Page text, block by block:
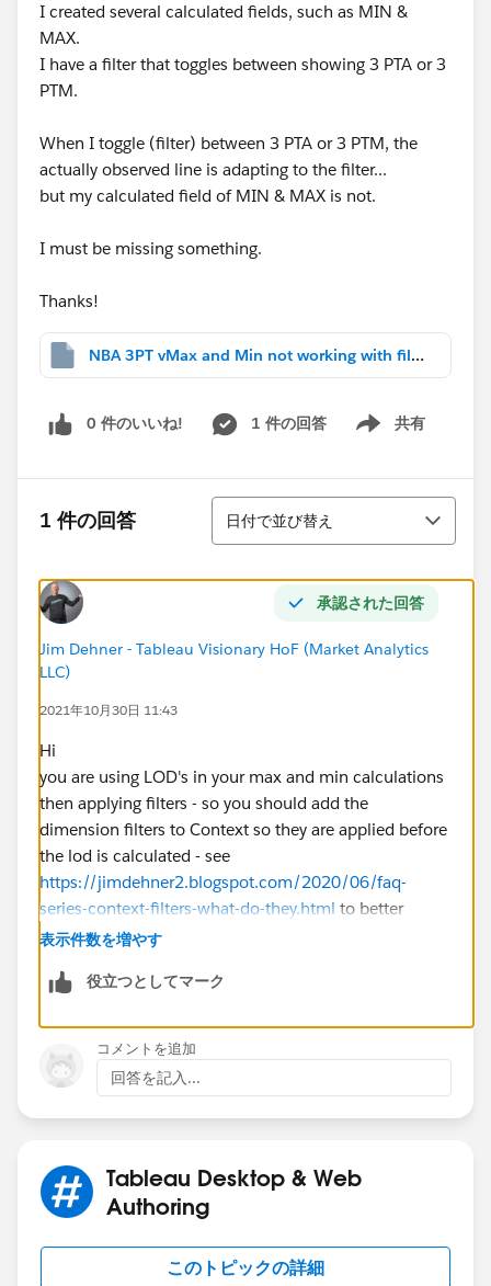
I created several calculated fields, such as MIN &
MAX.
I have a filter that toggles between showing 3 PTA or 3
PTM.
When I toggle (filter) between 3 PTA or 3 PTM, the
actually observed line is adapting to the filter...
but my calculated field of MIN & MAX is not.
I must be missing something.
Thanks!
NBA 3PT vMax and Min not working with filters.twbx
0 件のいいね! 1 件の回答 共有
Show menu
1 件の回答
並び替え
日付で並び替え
承認された回答
Jim Dehner - Tableau Visionary HoF (Market Analytics
LLC)
2021年10月30日 11:43
Hi
you are using LOD's in your max and min calculations
then applying filters - so you should add the
dimension filters to Context so they are applied before
the lod is calculated - see
https://jimdehner2.blogspot.com/2020/06/faq-
series-context-filters-what-do-they.html to better
understand the use of context filters
row level and you are using Avg as the aggregation -
aggregate
Jim
表示件数を増やす
役立つとしてマーク
コメントを追加
回答を記入...
Tableau Desktop & Web
Authoring
このトピックの詳細